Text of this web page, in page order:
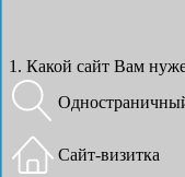
1. Какой сайт Вам
Сайт-визитка